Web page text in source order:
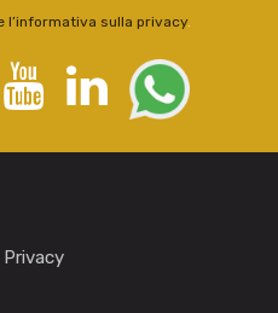
l’informativa sulla privacy.